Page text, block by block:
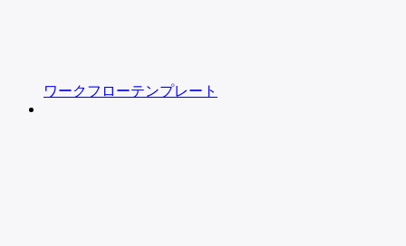
ワークフローテンプレート